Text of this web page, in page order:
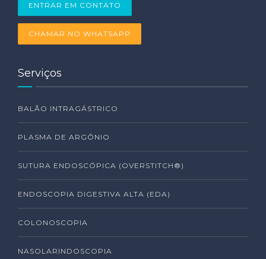
ENTRAR EM CONTATO
CHAMAR NO WHATSAPP
Serviços
BALÃO INTRAGÁSTRICO
PLASMA DE ARGÔNIO
SUTURA ENDOSCÓPICA (OVERSTITCH®)
ENDOSCOPIA DIGESTIVA ALTA (EDA)
COLONOSCOPIA
NASOLARINDOSCOPIA